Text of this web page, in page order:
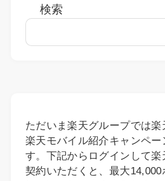
検索
ただいま楽天グループでは
楽天モバイル紹介キャンペー
す。下記からログインして
契約いただくと、最大